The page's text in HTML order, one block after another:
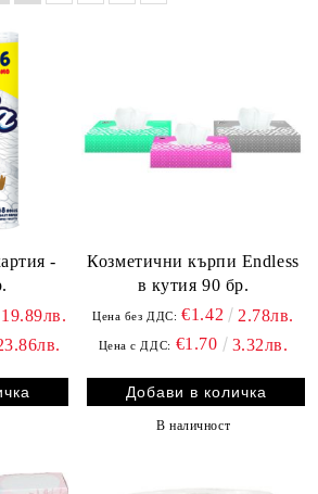
-
19.89лв.
Козметични кърпи Endless
в кутия 90 бр.
Цена без ДДС: €1.42 2.78лв.
Цена с ДДС: €1.70 3.32лв.
В наличност